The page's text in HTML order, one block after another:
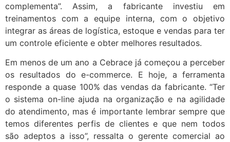
complementa”. Assim, a fabricante investiu em
treinamentos com a equipe interna, com o objetivo
integrar as áreas de logística, estoque e vendas para ter
um controle eficiente e obter melhores resultados.
Em menos de um ano a Cebrace já começou a perceber
os resultados do e-commerce. E hoje, a ferramenta
responde a quase 100% das vendas da fabricante. “Ter
o sistema on-line ajuda na organização e na agilidade
do atendimento, mas é importante lembrar sempre que
temos diferentes perfis de clientes e que nem todos
são adeptos a isso”, ressalta o gerente comercial ao